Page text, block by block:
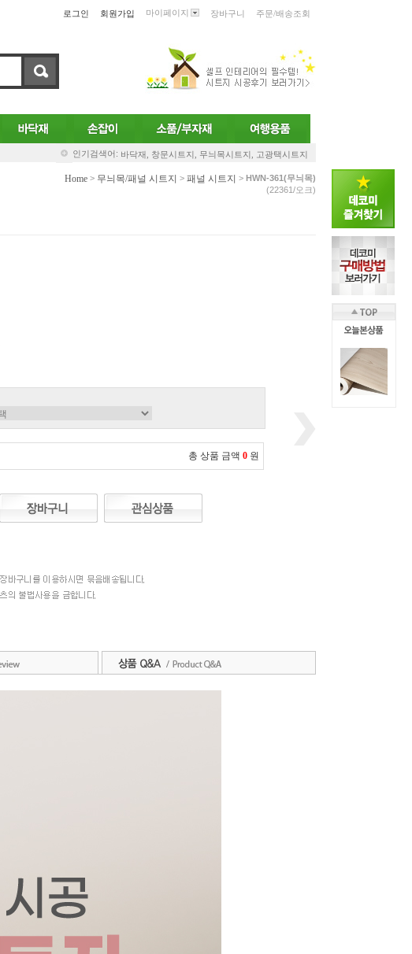
로그인 회원가입 마이페이지 장바구니 주문/배송조회
인기검색어: 바닥재, 창문시트지, 무늬목시트지, 고광택시트지
Home > 무늬목/패널 시트지 > 패널 시트지 > HWN-361(무늬목)
(22361/오크)
총 상품 금액 0 원